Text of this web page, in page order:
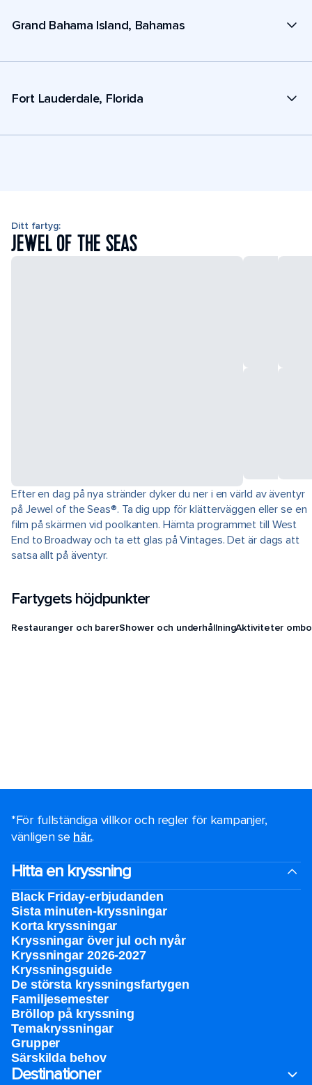
Grand Bahama Island, Bahamas
Fort Lauderdale, Florida
Ditt fartyg:
JEWEL OF THE SEAS
Efter en dag på nya stränder dyker du ner i en värld av äventyr
på Jewel of the Seas®. Ta dig upp för klätterväggen eller se en
film på skärmen vid poolkanten. Hämta programmet till West
End to Broadway och ta ett glas på Vintages. Det är dags att
satsa allt på äventyr.
Fartygets höjdpunkter
Restauranger och barerShower och underhållningAktiviteter
*För fullständiga villkor och regler för kampanjer,
vänligen se här..
Hitta en kryssning
Black Friday-erbjudanden
Sista minuten-kryssningar
Korta kryssningar
Kryssningar över jul och nyår
Kryssningar 2026-2027
Kryssningsguide
De största kryssningsfartygen
Familjesemester
Bröllop på kryssning
Temakryssningar
Grupper
Särskilda behov
Destinationer